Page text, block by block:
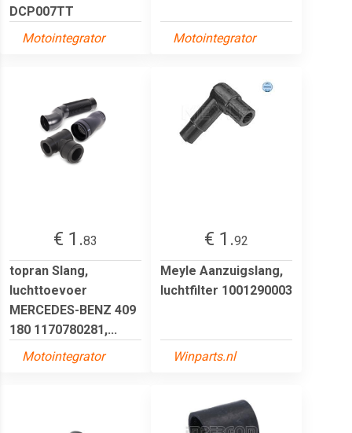
DCP007TT
Motointegrator
Motointegrator
€ 1.83
topran Slang,
luchttoevoer
MERCEDES-BENZ 409
180 1170780281,...
Motointegrator
€ 1.92
Meyle Aanzuigslang,
luchtfilter 1001290003
Winparts.nl